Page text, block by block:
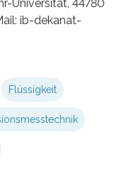
Universität, 44780
ib-dekanat-
Flüssigkeit